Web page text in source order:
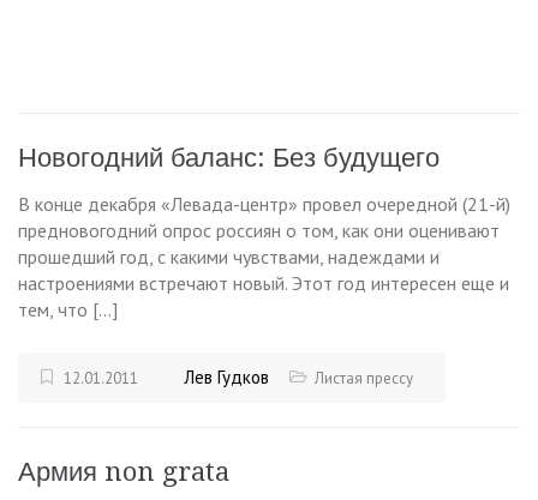
Новогодний баланс: Без будущего
В конце декабря «Левада-центр» провел очередной (21-й)
предновогодний опрос россиян о том, как они оценивают
прошедший год, с какими чувствами, надеждами и
настроениями встречают новый. Этот год интересен еще и
тем, что […]
12.01.2011 Лев Гудков Листая прессу
Армия non grata